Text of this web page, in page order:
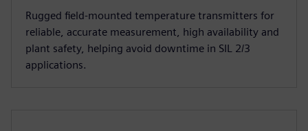
Rugged field-mounted temperature transmitters for
reliable, accurate measurement, high availability and
plant safety, helping avoid downtime in SIL 2/3
applications.